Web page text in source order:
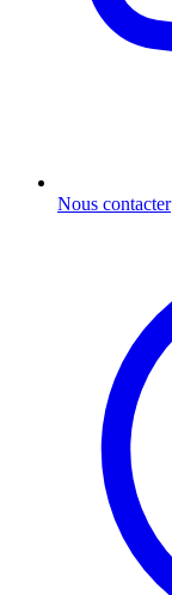
Nous contacter